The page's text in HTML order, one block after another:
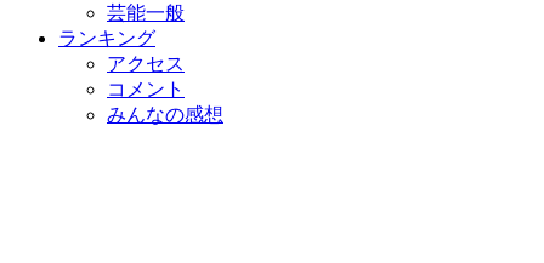
芸能一般
ランキング
アクセス
コメント
みんなの感想